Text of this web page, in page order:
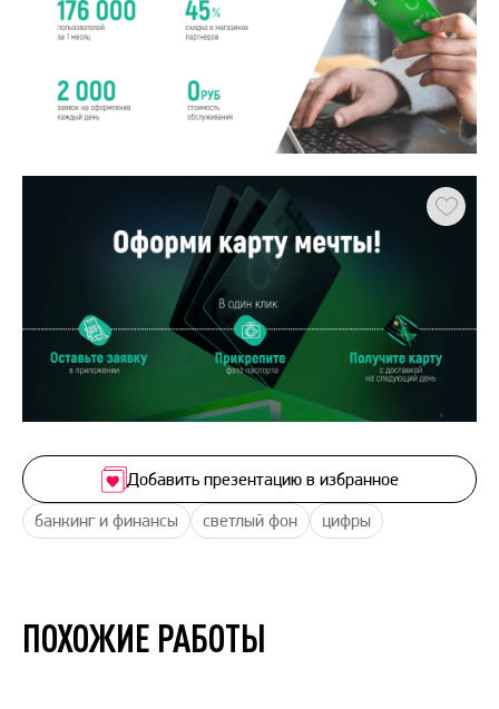
банкинг и финансы светлый фон цифры
Добавить презентацию в избранное
ПОХОЖИЕ РАБОТЫ